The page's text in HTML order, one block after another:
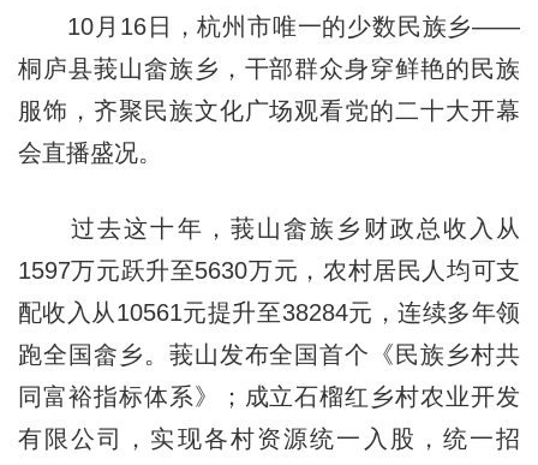
10月16日，杭州市唯一的少数民族乡——
桐庐县莪山畲族乡，干部群众身穿鲜艳的民族
服饰，齐聚民族文化广场观看党的二十大开幕
会直播盛况。
过去这十年，莪山畲族乡财政总收入从
1597万元跃升至5630万元，农村居民人均可支
配收入从10561元提升至38284元，连续多年领
跑全国畲乡。莪山发布全国首个《民族乡村共
同富裕指标体系》；成立石榴红乡村农业开发
有限公司，实现各村资源统一入股，统一招